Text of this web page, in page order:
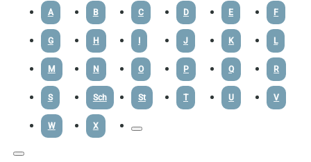
A B C D E F
G H J K L
M N O P Q R
S Sch St T U V
W X